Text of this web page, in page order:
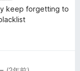
keep forgetting to